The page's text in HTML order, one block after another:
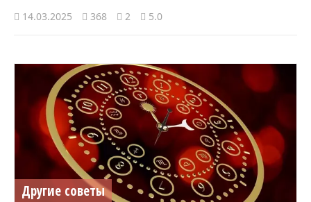
14.03.2025 368 2 5.0
Другие советы